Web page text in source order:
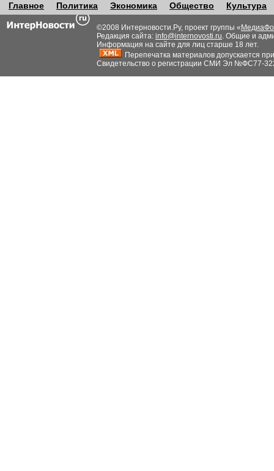
Главное Политика Экономика Общество Культура
©2008 Интерновости.Ру, проект группы «
Редакция сайта: info@internovosti.ru. Общие и
Информация на сайте для лиц старше 18 лет.
Перепечатка материалов допускается
Свидетельство о регистрации СМИ Эл №ФС77-